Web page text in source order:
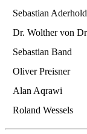
Sebastian Aderhold
Dr. Wolther von
Sebastian Band
Oliver Preisner
Alan Aqrawi
Roland Wessels